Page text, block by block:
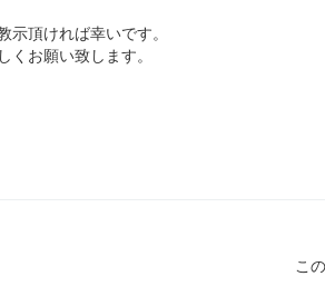
示頂ければ幸いです。
くお願い致します。
こ